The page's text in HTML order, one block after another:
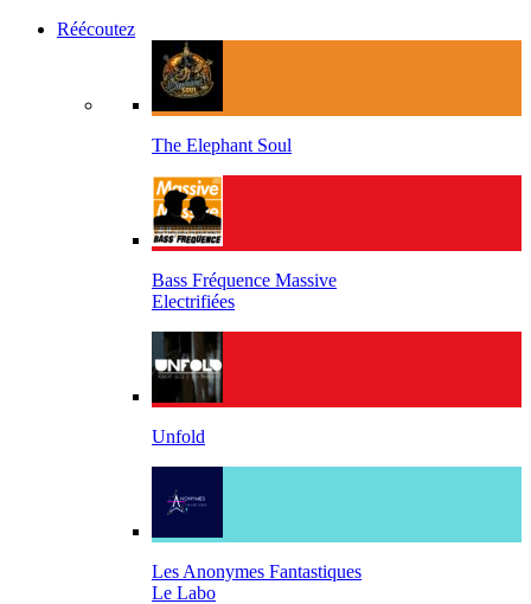
Réécoutez
The Elephant Soul
Bass Fréquence Massive
Electrifiées
Unfold
Les Anonymes Fantastiques
Le Labo